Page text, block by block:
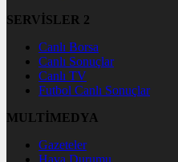
SERVİSLER 2
Canlı Borsa
Canlı Sonuçlar
Canlı TV
Futbol Canlı Sonuçlar
MULTİMEDYA
Gazeteler
Hava Durumu